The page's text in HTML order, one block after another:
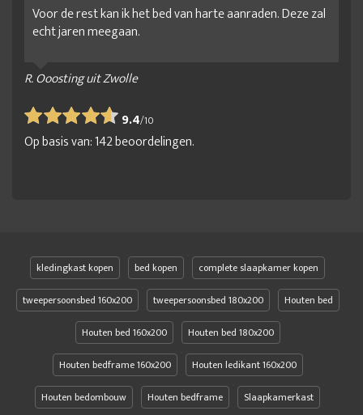
Voor de rest kan ik het bed van harte aanraden. Deze zal
echt jaren meegaan.
R. Ooosting uit Zwolle
9.4/10
Op basis van:142beoordelingen.
kledingkast kopen bed kopen
complete slaapkamer kopen
tweepersoonsbed 160x200
tweepersoonsbed 180x200
Houten bed
Houten bed 160x200
Houten bed 180x200
Houten bedframe 160x200
Houten ledikant 160x200
Houten bedombouw
Houten bedframe Slaapkamerkast